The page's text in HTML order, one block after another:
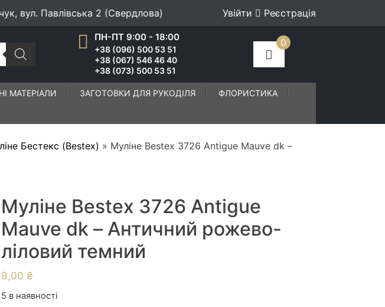
вул. Павлівська 2 (Свердлова) Увійти Реєстрація
ПН-ПТ 9:00 - 18:00
+38 (096) 500 53 51
+38 (067) 546 46 40
+38 (073) 500 53 51
0
МАТЕРІАЛИ ЗАГОТОВКИ ДЛЯ РУКОДІЛЯ ФЛОРИСТИКА
Бестекс (Bestex) » Муліне Bestex 3726 Antigue Mauve dk –
Муліне Bestex 3726 Antigue
Mauve dk – Античний рожево-
ліловий темний
9,00 ₴
5 в наявності